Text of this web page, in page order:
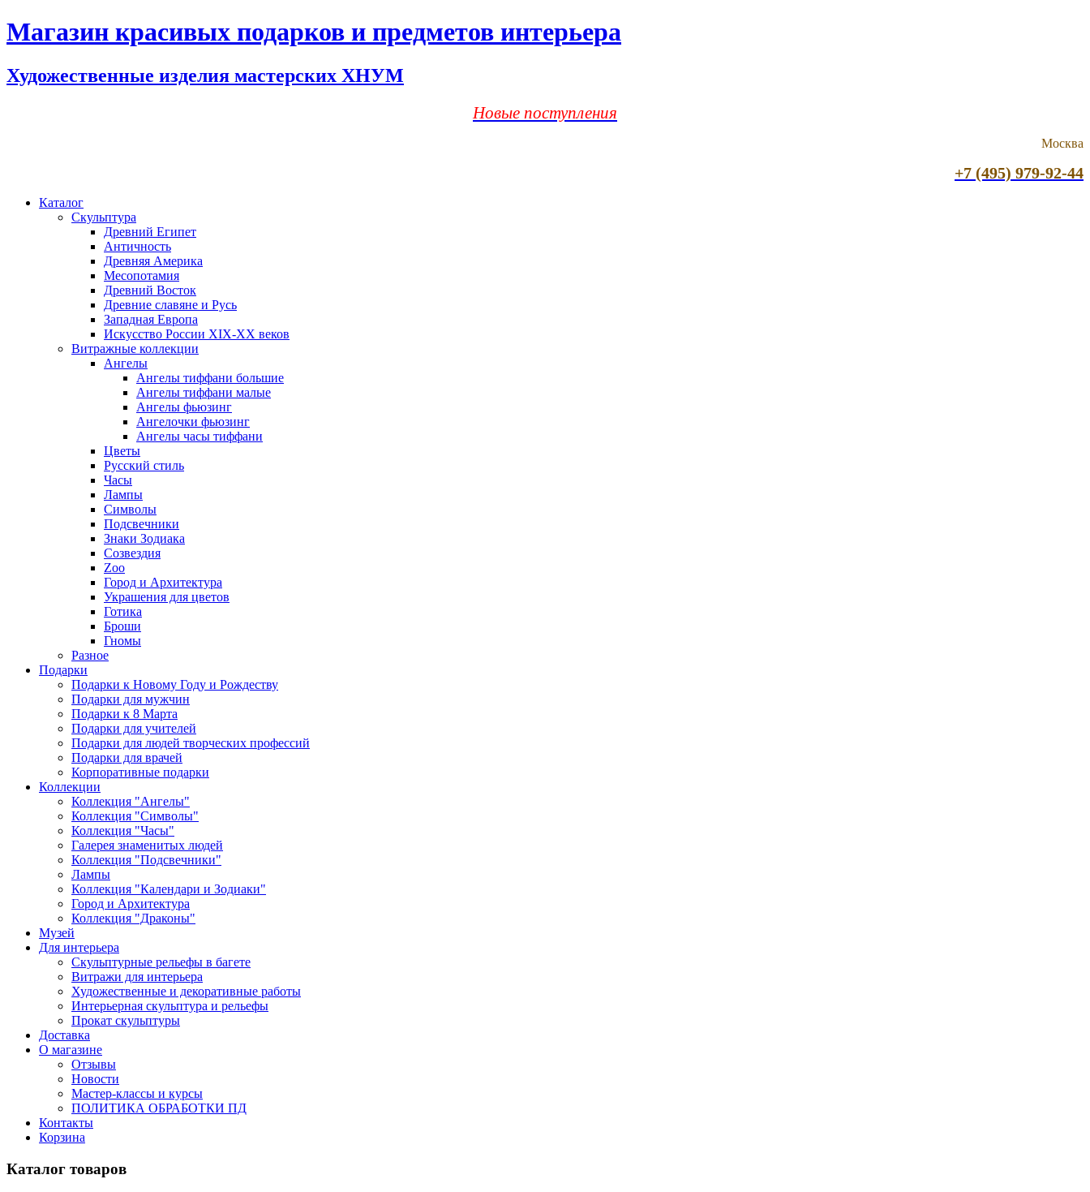
Магазин красивых подарков и предметов интерьера
Художественные изделия мастерских ХНУМ
Новые поступления
Москва
+7 (495) 979-92-44
Каталог
Скульптура
Древний Египет
Античность
Древняя Америка
Месопотамия
Древний Восток
Древние славяне и Русь
Западная Европа
Искусство России XIX-XX веков
Витражные коллекции
Ангелы
Ангелы тиффани большие
Ангелы тиффани малые
Ангелы фьюзинг
Ангелочки фьюзинг
Ангелы часы тиффани
Цветы
Русский стиль
Часы
Лампы
Символы
Подсвечники
Знаки Зодиака
Созвездия
Zoo
Город и Архитектура
Украшения для цветов
Готика
Броши
Гномы
Разное
Подарки
Подарки к Новому Году и Рождеству
Подарки для мужчин
Подарки к 8 Марта
Подарки для учителей
Подарки для людей творческих профессий
Подарки для врачей
Корпоративные подарки
Коллекции
Коллекция "Ангелы"
Коллекция "Символы"
Коллекция "Часы"
Галерея знаменитых людей
Коллекция "Подсвечники"
Лампы
Коллекция "Календари и Зодиаки"
Город и Архитектура
Коллекция "Драконы"
Музей
Для интерьера
Скульптурные рельефы в багете
Витражи для интерьера
Художественные и декоративные работы
Интерьерная скульптура и рельефы
Прокат скульптуры
Доставка
О магазине
Отзывы
Новости
Мастер-классы и курсы
ПОЛИТИКА ОБРАБОТКИ ПД
Контакты
Корзина
Каталог товаров